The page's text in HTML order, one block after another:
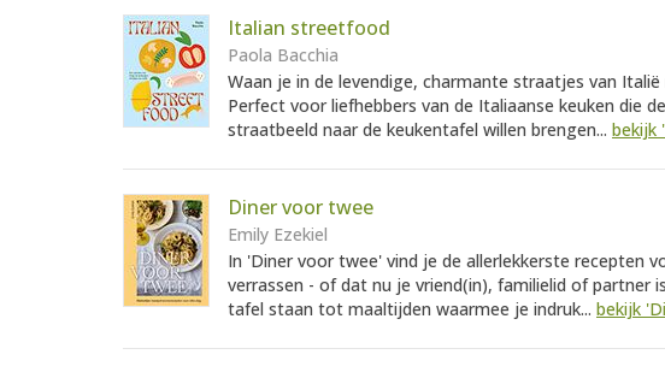
Italian streetfood
Paola Bacchia
Waan je in de levendige, charmante straatjes van
Perfect voor liefhebbers van de Italiaanse keuken die
straatbeeld naar de keukentafel willen brengen... bekijk
Diner voor twee
Emily Ezekiel
In 'Diner voor twee' vind je de allerlekkerste recepten
verrassen - of dat nu je vriend(in), familielid of partner
tafel staan tot maaltijden waarmee je indruk... bekijk